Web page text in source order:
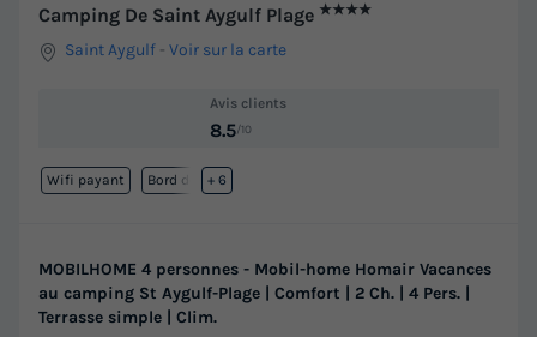
Camping De Saint Aygulf Plage ★★★★
Saint Aygulf -Voir sur la carte
Avis clients
8.5/10
Wifi payant Bord de mer
+ 6
MOBILHOME 4 personnes - Mobil-home Homair Vacances
au camping St Aygulf-Plage | Comfort | 2 Ch. | 4 Pers. |
Terrasse simple | Clim.